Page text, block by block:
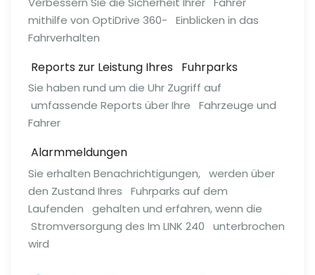
mithilfe von OptiDrive 360- Einblicken in das
Fahrver­halten
Reports zur Leistung Ihres Fuhrparks
Sie haben rund um die Uhr Zugriff auf
umfassende Reports über Ihre Fahrzeuge und
Fahrer
Alarm­mel­dungen
Sie erhalten Be­nach­rich­ti­gungen, werden über
den Zustand Ihres Fuhrparks auf dem
Laufenden gehalten und erfahren, wenn die
Strom­ver­sorgung des Im LINK 240 unter­brochen
wird